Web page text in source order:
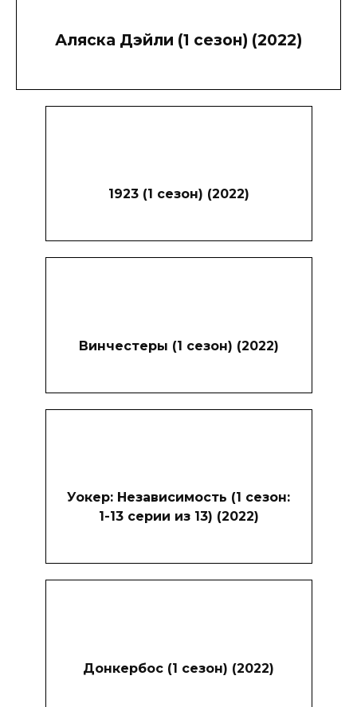
Аляска Дэйли (1 сезон) (2022)
1923 (1 сезон) (2022)
Винчестеры (1 сезон) (2022)
Уокер: Независимость (1 сезон:
1-13 серии из 13) (2022)
Донкербос (1 сезон) (2022)